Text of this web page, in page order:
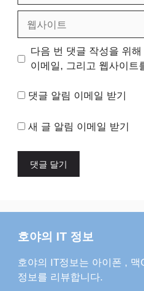
일
트
다음 번 댓글 작성을 위
이메일, 그리고 웹사이트
댓글 알림 이메일 받기
새 글 알림 이메일 받기
호야의 IT 정보
호야의 IT정보는 아이폰 ,
정보를 리뷰합니다.